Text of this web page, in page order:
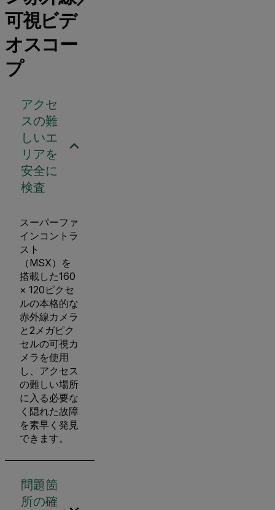
可視ビデ
オスコー
プ
アクセ
スの難
しいエ
リアを
安全に
検査
スーパーファ
インコントラ
スト
（MSX）を
搭載した160
× 120ピクセ
ルの本格的な
赤外線カメラ
と2メガピク
セルの可視カ
メラを使用
し、アクセス
の難しい場所
に入る必要な
く隠れた故障
を素早く発見
できます。
問題箇
所の確